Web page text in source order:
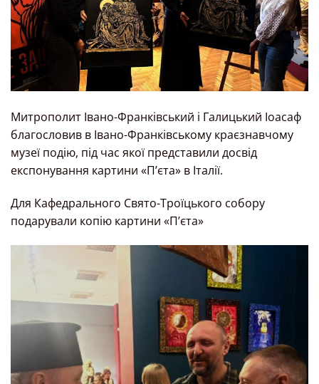
Митрополит Івано-Франківський і Галицький Іоасаф
благословив в Івано-Франківському краєзнавчому
музеї подію, під час якої представили досвід
експонування картини «П’єта» в Італії.
Для Кафедрального Свято-Троїцького собору
подарували копію картини «П’єта»